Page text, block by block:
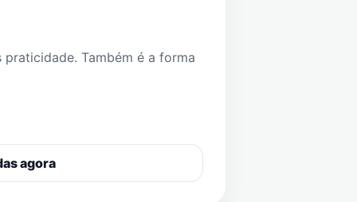
Também é a forma
agora